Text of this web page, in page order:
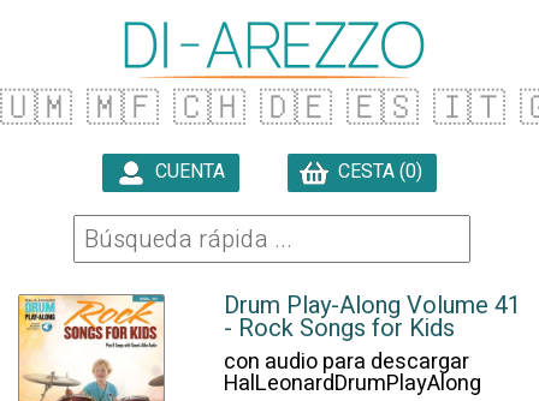
🇺🇲 🇲🇫 🇨🇭 🇩🇪 🇪🇸 🇮🇹
CUENTA CESTA (0)
Drum Play-Along Volume 41
- Rock Songs for Kids
con audio para descargar
HalLeonardDrumPlayAlong